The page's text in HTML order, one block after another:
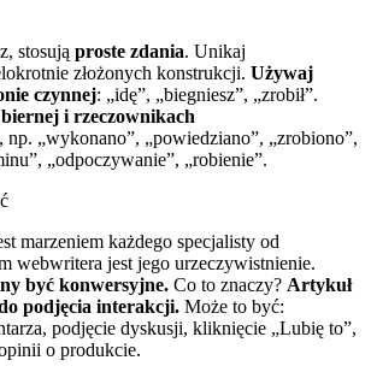
stosują proste zdania. Unikaj
złożonych konstrukcji. Używaj
czynnej: „idę”, „biegniesz”, „zrobił”.
i rzeczownikach
, np. „wykonano”, „powiedziano”, „zrobiono”,
„odpoczywanie”, „robienie”.
marzeniem każdego specjalisty od
webwritera jest jego urzeczywistnienie.
być konwersyjne. Co to znaczy? Artykuł
podjęcia interakcji. Może to być:
podjęcie dyskusji, kliknięcie „Lubię to”,
o produkcie.